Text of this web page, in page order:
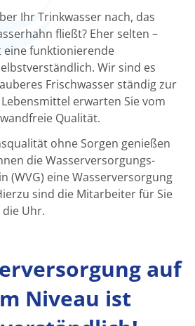
Ihr Trinkwasser nach, das
fließt? Eher selten –
eine funktionierende
Wir sind es
Frischwasser ständig zur
erwarten Sie vom
Qualität.
ohne Sorgen genießen
die Wasserversorgungs-
(WVG) eine Wasserversorgung
sind die Mitarbeiter für Sie
Uhr.
auf
Niveau ist